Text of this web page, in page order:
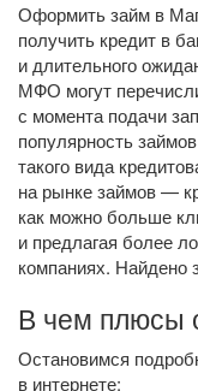
Оформить займ в
получить кредит в
и длительного
МФО могут
с момента подачи
популярность
такого вида
на рынке займов —
как можно больше
и предлагая более
компаниях. Найдено
В чем плюсы
Остановимся
в интернете: